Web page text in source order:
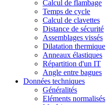
Calcul de flambage
Temps de cycle
Calcul de clavettes
Distance de sécurité
Assemblages vissés
Dilatation thermique
Anneaux élastiques
Répartition d'un IT
Angle entre bagues
Données techniques
Généralités
Eléments normalisés